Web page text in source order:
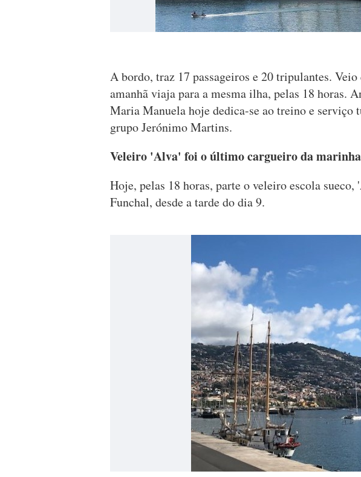
A bordo, traz 17 passageiros e 20 tripulantes.
amanhã viaja para a mesma ilha, pelas 18 horas.
Maria Manuela hoje dedica-se ao treino e serviço
grupo Jerónimo Martins.
Veleiro 'Alva' foi o último cargueiro da
Hoje, pelas 18 horas, parte o veleiro escola
Funchal, desde a tarde do dia 9.